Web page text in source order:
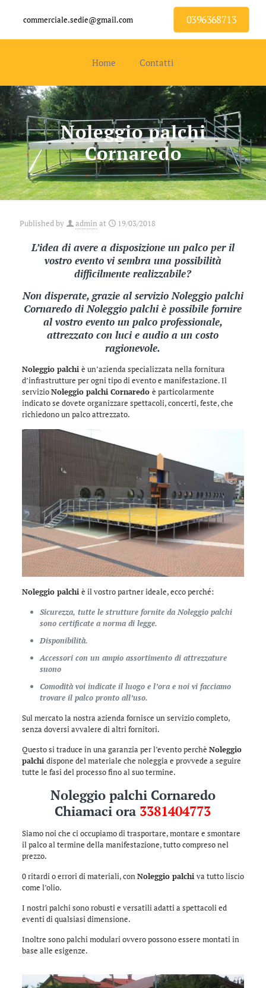
commerciale.sedie@gmail.com 0396368713
Home Contatti
Noleggio palchi
Cornaredo
Published by admin at 19/03/2018
L’idea di avere a disposizione un palco per il
vostro evento vi sembra una possibilità
difficilmente realizzabile?
Non disperate, grazie al servizio Noleggio palchi
Cornaredo diNoleggio palchiè possibile fornire
al vostro evento un palco professionale,
attrezzato con luci e audio a un costo
ragionevole.
Noleggio palchi è un’azienda specializzata nella fornitura
d’infrastrutture per ogni tipo di evento e manifestazione. Il
servizioNoleggio palchi Cornaredo è particolarmente
indicato se dovete organizzare spettacoli, concerti, feste, che
richiedono un palco attrezzato.
Noleggio palchi è il vostro partner ideale, ecco perché:
Sicurezza, tutte le strutture fornite da Noleggio palchi
sono certificate a norma di legge.
Disponibilità.
Accessori con un ampio assortimento di attrezzature
suono
Comodità voi indicate il luogo e l’ora e noi vi facciamo
trovare il palco pronto all’uso.
Sul mercato la nostra azienda fornisce un servizio completo,
senza doversi avvalere di altri fornitori.
Questo si traduce in una garanzia per l’evento perchè Noleggio
palchi dispone del materiale che noleggia e provvede a seguire
tutte le fasi del processo fino al suo termine.
Noleggio palchi Cornaredo
Chiamaci ora 3381404773
Siamo noi che ci occupiamo di trasportare, montare e smontare
il palco al termine della manifestazione, tutto compreso nel
prezzo.
0 ritardi o errori di materiali, conNoleggio palchi va tutto liscio
come l’olio.
I nostri palchi sono robusti e versatili adatti a spettacoli ed
eventi di qualsiasi dimensione.
Inoltre sono palchi modulari ovvero possono essere montati in
base alle esigenze.